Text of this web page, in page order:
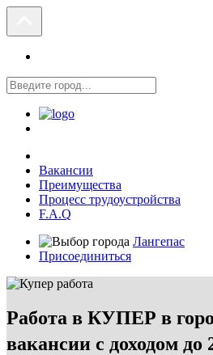
Вакансии
Преимущества
Процесс трудоустройства
F.A.Q
Лангепас
Присоединиться
Работа в КУПЕР в
вакансии с доходом до